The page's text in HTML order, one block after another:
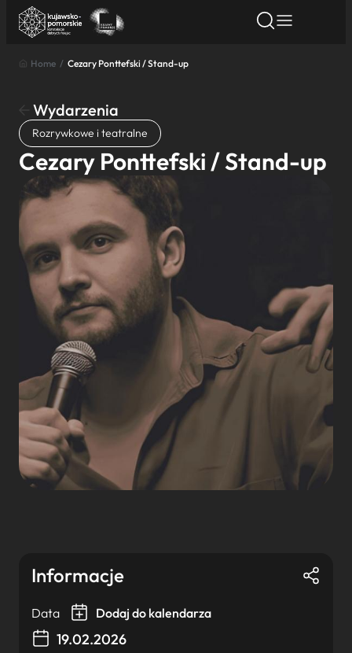
Znajdź atrakcję
Nazwa atrakcji
Miasto
Kategoria
Wyszukaj
Home / Cezary Ponttefski / Stand-up
Wydarzenia
Rozrywkowe i teatralne
Cezary Ponttefski / Stand-up
Informacje
Data Dodaj do kalendarza
19.02.2026